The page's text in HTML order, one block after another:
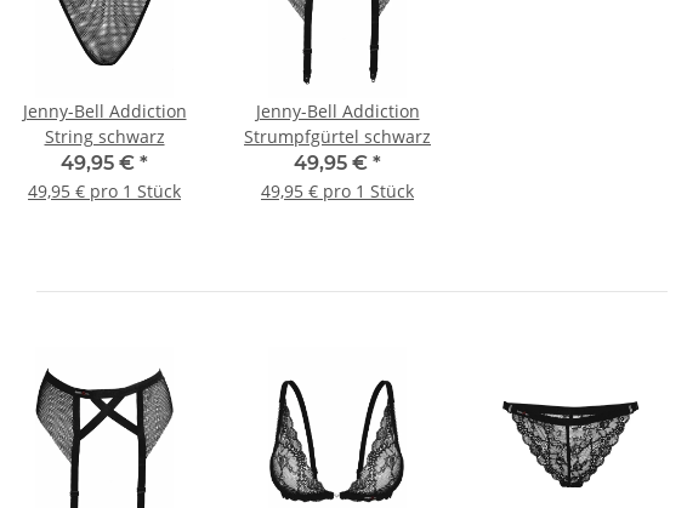
Jenny-Bell Addiction
String schwarz
49,95 € *
49,95 € pro 1 Stück
Jenny-Bell Addiction
Strumpfgürtel schwarz
49,95 € *
49,95 € pro 1 Stück